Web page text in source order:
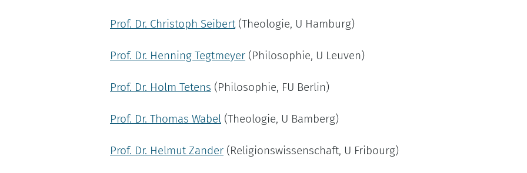
Prof. Dr. Christoph Seibert(Theologie, U Hamburg)
Prof. Dr. Henning Tegtmeyer (Philosophie, U Leuven)
Prof. Dr. Holm Tetens (Philosophie, FU Berlin)
Prof. Dr. Thomas Wabel (Theologie, U Bamberg)
Prof. Dr. Helmut Zander (Religionswissenschaft, U Fribourg)